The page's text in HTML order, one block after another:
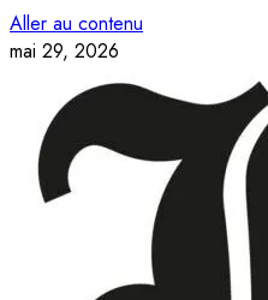
Aller au contenu
mai 29, 2026